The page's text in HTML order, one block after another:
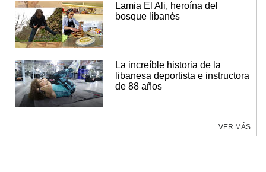
Lamia El Ali, heroína del
bosque libanés
La increíble historia de la
libanesa deportista e instructora
de 88 años
VER MÁS